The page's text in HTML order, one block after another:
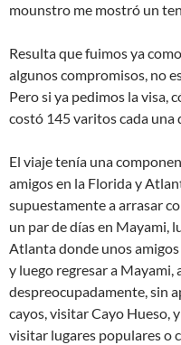
mounstro me mostró un
Resulta que fuimos ya
algunos compromisos, no
Pero si ya pedimos la visa,
costó 145 varitos cada una
El viaje tenía una
amigos en la Florida y
supuestamente a arrasar
un par de días en Mayami,
Atlanta donde unos
y luego regresar a
despreocupadamente, sin
cayos, visitar Cayo Hueso,
visitar lugares populares o